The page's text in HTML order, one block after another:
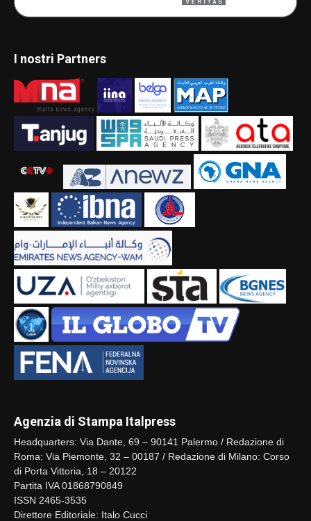
I nostri Partners
Agenzia di Stampa Italpress
Headquarters: Via Dante, 69 – 90141 Palermo / Redazione di
Roma: Via Piemonte, 32 – 00187 / Redazione di Milano: Corso
di Porta Vittoria, 18 – 20122
Partita IVA 01868790849
ISSN 2465-3535
Direttore Editoriale: Italo Cucci